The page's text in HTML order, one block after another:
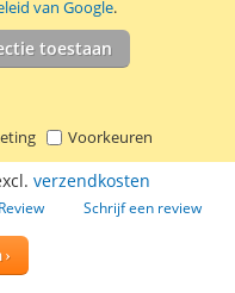
van Google.
toestaan
Voorkeuren
eerst schoongemaakt
verder
LG G7
verzendkosten
Review Schrijf een review